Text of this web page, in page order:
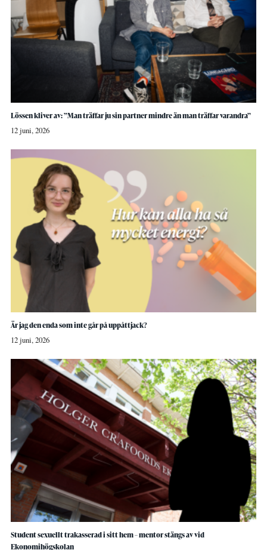
Lössen kliver av: ”Man träffar ju sin partner mindre än man träffar varandra”
12 juni, 2026
Är jag den enda som inte går på uppåttjack?
12 juni, 2026
Student sexuellt trakasserad i sitt hem – mentor stängs av vid
Ekonomihögskolan